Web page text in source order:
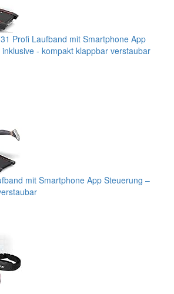
Profi Laufband mit Smartphone App
- kompakt klappbar verstaubar
mit Smartphone App Steuerung –